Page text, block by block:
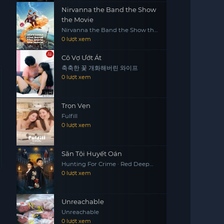
Nirvanna the Band the Show
the Movie
Nirvanna the Band the Show the
Movie
0 lượt xem
Cô Vợ Ướt Át
축축한 꽃 개화해버린 와이프
0 lượt xem
Trọn Vẹn
Fulfill
0 lượt xem
Săn Tội Huyết Oán
Hunting For Crime · Red Deep
Grudge
0 lượt xem
Unreachable
Unreachable
0 lượt xem